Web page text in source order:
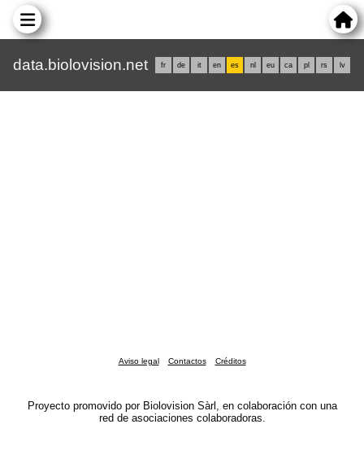
data.biolovision.net fr de it en es nl eu ca pl rs lv
Aviso legal Contactos Créditos
Proyecto promovido por Biolovision Sàrl, en colaboración con una
red de asociaciones colaboradoras.